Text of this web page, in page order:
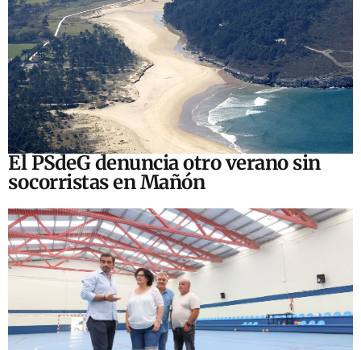
El PSdeG denuncia otro verano sin
socorristas en Mañón